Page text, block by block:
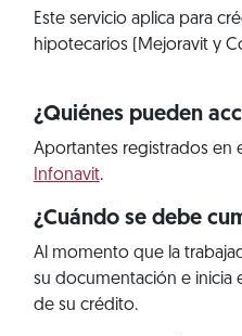
Este servicio aplica para
hipotecarios (Mejoravit y
¿Quiénes pueden
Aportantes registrados en
Infonavit.
¿Cuándo se debe
Al momento que la
su documentación e inicia
de su crédito.